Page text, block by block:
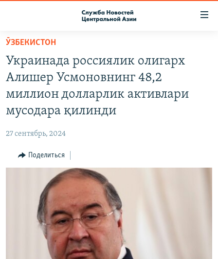
Вернуться
основному
содержанию
главной
Вернутся
поиску
ПОДПИСКА
КОНТАКТЫ
МИГРАНТ МЕДИА
ӮЗБЕКИСТОН
Украинада россиялик олигарх
Алишер Усмоновнинг 48,2
миллион долларлик активлари
мусодара қилинди
27 сентябрь, 2024
Поделиться